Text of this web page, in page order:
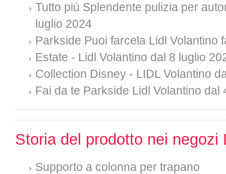
Tutto più Splendente pulizia per
luglio 2024
Parkside Puoi farcela Lidl Volantino
Estate - Lidl Volantino dal 8 luglio
Collection Disney - LIDL Volantino
Fai da te Parkside Lidl Volantino dal
Storia del prodotto nei negozi
Supporto a colonna per trapano